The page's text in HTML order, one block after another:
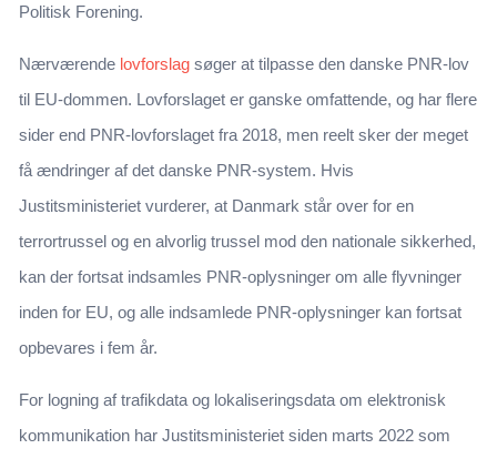
Politisk Forening.
Nærværende lovforslag søger at tilpasse den danske PNR-lov
til EU-dommen. Lovforslaget er ganske omfattende, og har flere
sider end PNR-lovforslaget fra 2018, men reelt sker der meget
få ændringer af det danske PNR-system. Hvis
Justitsministeriet vurderer, at Danmark står over for en
terrortrussel og en alvorlig trussel mod den nationale sikkerhed,
kan der fortsat indsamles PNR-oplysninger om alle flyvninger
inden for EU, og alle indsamlede PNR-oplysninger kan fortsat
opbevares i fem år.
For logning af trafikdata og lokaliseringsdata om elektronisk
kommunikation har Justitsministeriet siden marts 2022 som